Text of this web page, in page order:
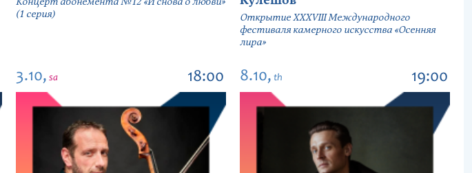
(1 серия)
Открытие ХХХVIII Международного
фестиваля камерного искусства «Осенняя
лира»
3.10, sa 18:00 8.10, th 19:00